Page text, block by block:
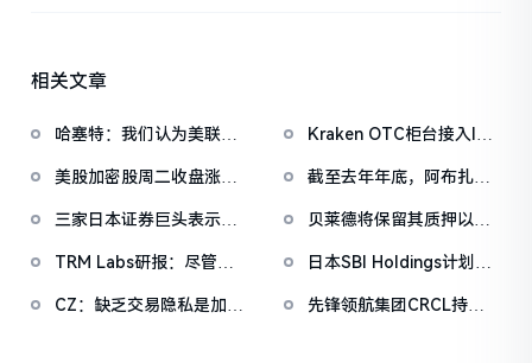
相关文章
哈塞特：我们认为美联储
Kraken OTC柜台接入ICE
入的加密平台
美股加密股周二收盘涨跌
GEMI大跌12.9%
截至去年年底，阿布扎比
德比特币现货ETF
三家日本证券巨头表示考
贝莱德将保留其质押以太
TRM Labs研报：尽管遭
币网络活跃度不降反升
日本SBI Holdings计划收
Coinhako的多数股权
CZ：缺乏交易隐私是加密
先锋领航集团CRCL持仓